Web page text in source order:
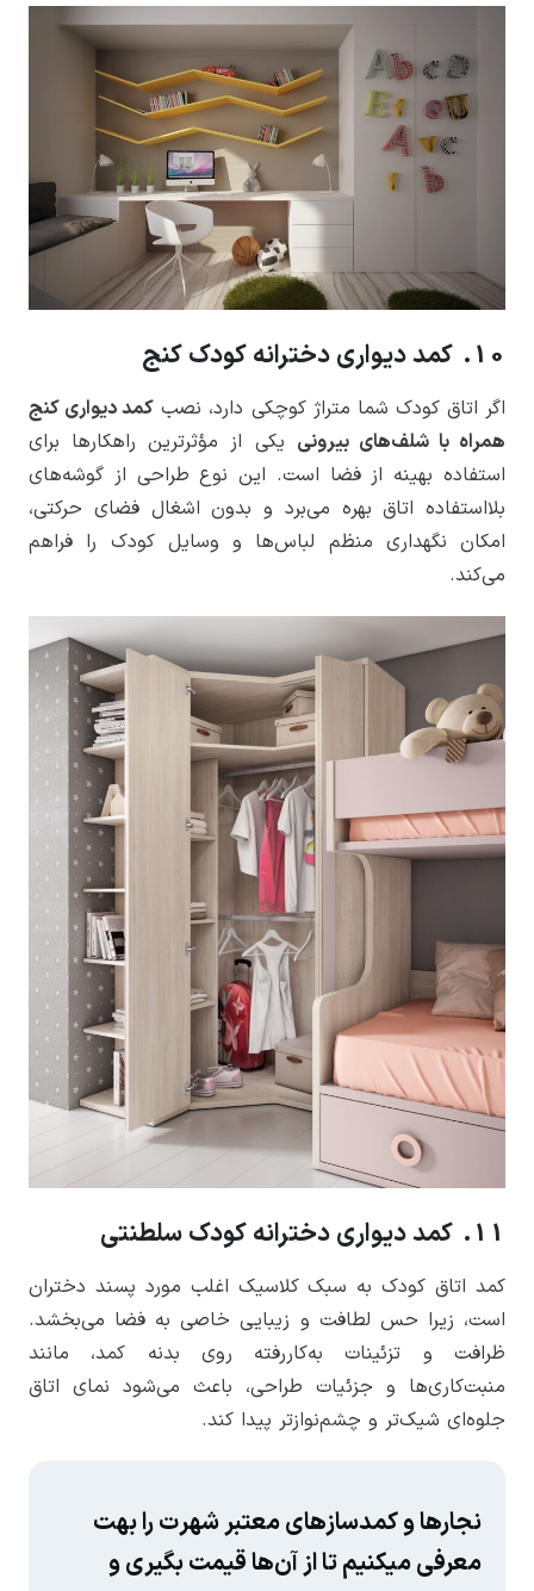
10. کمد دیواری دخترانه کودک کنج
اگر اتاق کودک شما متراژ کوچکی دارد، نصب کمد دیواری کنج
همراه با شلف‌های بیرونی یکی از مؤثرترین راهکارها برای
استفاده بهینه از فضا است. این نوع طراحی از گوشه‌های
بلااستفاده اتاق بهره می‌برد و بدون اشغال فضای حرکتی،
امکان نگهداری منظم لباس‌ها و وسایل کودک را فراهم
می‌کند.
11. کمد دیواری دخترانه کودک سلطنتی
کمد اتاق کودک به سبک کلاسیک اغلب مورد پسند دختران
است، زیرا حس لطافت و زیبایی خاصی به فضا می‌بخشد.
ظرافت و تزئینات به‌کاررفته روی بدنه کمد، مانند
منبت‌کاری‌ها و جزئیات طراحی، باعث می‌شود نمای اتاق
جلوه‌ای شیک‌تر و چشم‌نوازتر پیدا کند.
نجارها و کمدسازهای معتبر شهرت را بهت
معرفی میکنیم تا از آن‌ها قیمت بگیری و